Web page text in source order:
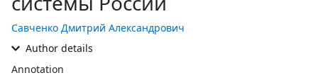
Савченко Дмитрий Александрович
Author details
Annotation